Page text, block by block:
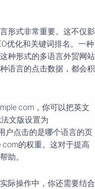
形式非常重要。这不仅影
优化和关键词排名。一种
种形式的多语言外贸网站
语言的点击数据，都会积
，你可以把英文
文版设置为
户点击的是哪个语言的页
的权重。这对于提高
助。
际操作中，你还需要结合